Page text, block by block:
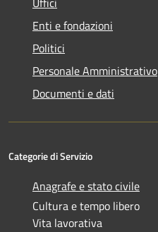
Enti e fondazioni
Politici
Personale Amministrativo
Documenti e dati
Categorie di Servizio
Anagrafe e stato civile
Cultura e tempo libero
Vita lavorativa